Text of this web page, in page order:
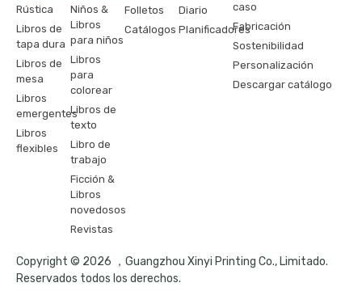
Rústica
Libros de
tapa dura
Libros de
mesa
Libros
emergentes
Libros
flexibles
Niños &
Libros
para niños
Libros
para
colorear
Libros de
texto
Libro de
trabajo
Ficción &
Libros
novedosos
Revistas
Folletos
Catálogos
Diario
Planificadores
caso
Fabricación
Sostenibilidad
Personalización
Descargar catálogo
Copyright © 2026 ，Guangzhou Xinyi Printing Co., Limitado.
Reservados todos los derechos.